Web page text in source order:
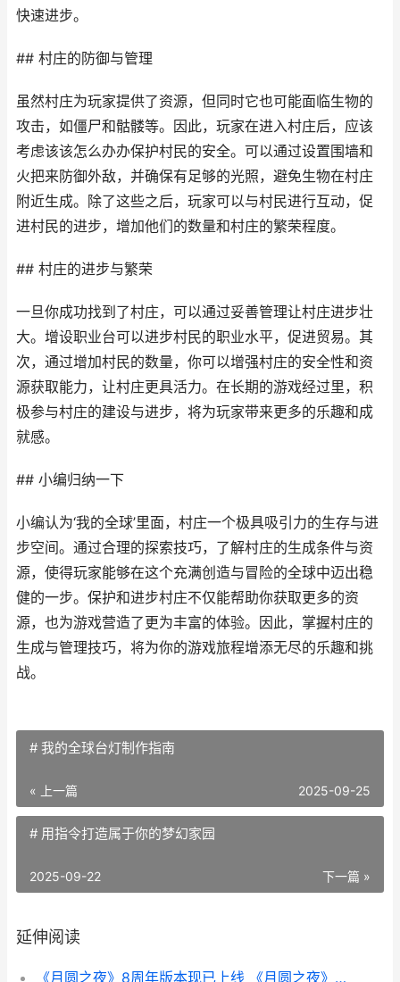
快速进步。
## 村庄的防御与管理
虽然村庄为玩家提供了资源，但同时它也可能面临生物的
攻击，如僵尸和骷髅等。因此，玩家在进入村庄后，应该
考虑该该怎么办办保护村民的安全。可以通过设置围墙和
火把来防御外敌，并确保有足够的光照，避免生物在村庄
附近生成。除了这些之后，玩家可以与村民进行互动，促
进村民的进步，增加他们的数量和村庄的繁荣程度。
## 村庄的进步与繁荣
一旦你成功找到了村庄，可以通过妥善管理让村庄进步壮
大。增设职业台可以进步村民的职业水平，促进贸易。其
次，通过增加村民的数量，你可以增强村庄的安全性和资
源获取能力，让村庄更具活力。在长期的游戏经过里，积
极参与村庄的建设与进步，将为玩家带来更多的乐趣和成
就感。
## 小编归纳一下
小编认为‘我的全球’里面，村庄一个极具吸引力的生存与进
步空间。通过合理的探索技巧，了解村庄的生成条件与资
源，使得玩家能够在这个充满创造与冒险的全球中迈出稳
健的一步。保护和进步村庄不仅能帮助你获取更多的资
源，也为游戏营造了更为丰富的体验。因此，掌握村庄的
生成与管理技巧，将为你的游戏旅程增添无尽的乐趣和挑
战。
# 我的全球台灯制作指南
« 上一篇 2025-09-25
# 用指令打造属于你的梦幻家园
下一篇 »
2025-09-22
延伸阅读
《月圆之夜》8周年版本现已上线 《月圆之夜》剧透